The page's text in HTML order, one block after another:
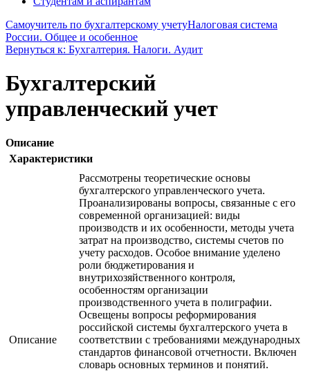
Самоучитель по бухгалтерскому учетуНалоговая система
России. Общее и особенное
Вернуться к: Бухгалтерия. Налоги. Аудит
Бухгалтерский
управленческий учет
Описание
Характеристики
Описание
Рассмотрены теоретические основы
бухгалтерского управленческого учета.
Проанализированы вопросы, связанные с его
современной организацией: виды
производств и их особенности, методы учета
затрат на производство, системы счетов по
учету расходов. Особое внимание уделено
роли бюджетирования и
внутрихозяйственного контроля,
особенностям организации
производственного учета в полиграфии.
Освещены вопросы реформирования
российской системы бухгалтерского учета в
соответствии с требованиями международных
стандартов финансовой отчетности. Включен
словарь основных терминов и понятий.